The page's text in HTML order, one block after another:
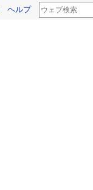
ヘルプ